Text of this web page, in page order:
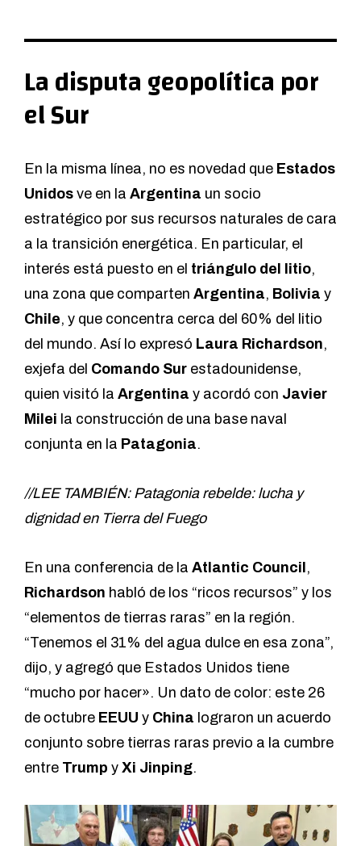
La disputa geopolítica por
el Sur
En la misma línea, no es novedad que Estados
Unidos ve en la Argentina un socio
estratégico por sus recursos naturales de cara
a la transición energética. En particular, el
interés está puesto en el triángulo del litio,
una zona que comparten Argentina, Bolivia y
Chile, y que concentra cerca del 60% del litio
del mundo. Así lo expresó Laura Richardson,
exjefa del Comando Sur estadounidense,
quien visitó la Argentina y acordó con Javier
Milei la construcción de una base naval
conjunta en la Patagonia.
//LEE TAMBIÉN: Patagonia rebelde: lucha y
dignidad en Tierra del Fuego
En una conferencia de la Atlantic Council,
Richardson habló de los “ricos recursos” y los
“elementos de tierras raras” en la región.
“Tenemos el 31% del agua dulce en esa zona”,
dijo, y agregó que Estados Unidos tiene
“mucho por hacer». Un dato de color: este 26
de octubre EEUU y China lograron un acuerdo
conjunto sobre tierras raras previo a la cumbre
entre Trump y Xi Jinping.